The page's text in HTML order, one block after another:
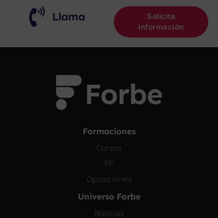
Llama
Solicita
información
Formaciones
Cursos
FP
Oposiciones
Universo Forbe
Noticias